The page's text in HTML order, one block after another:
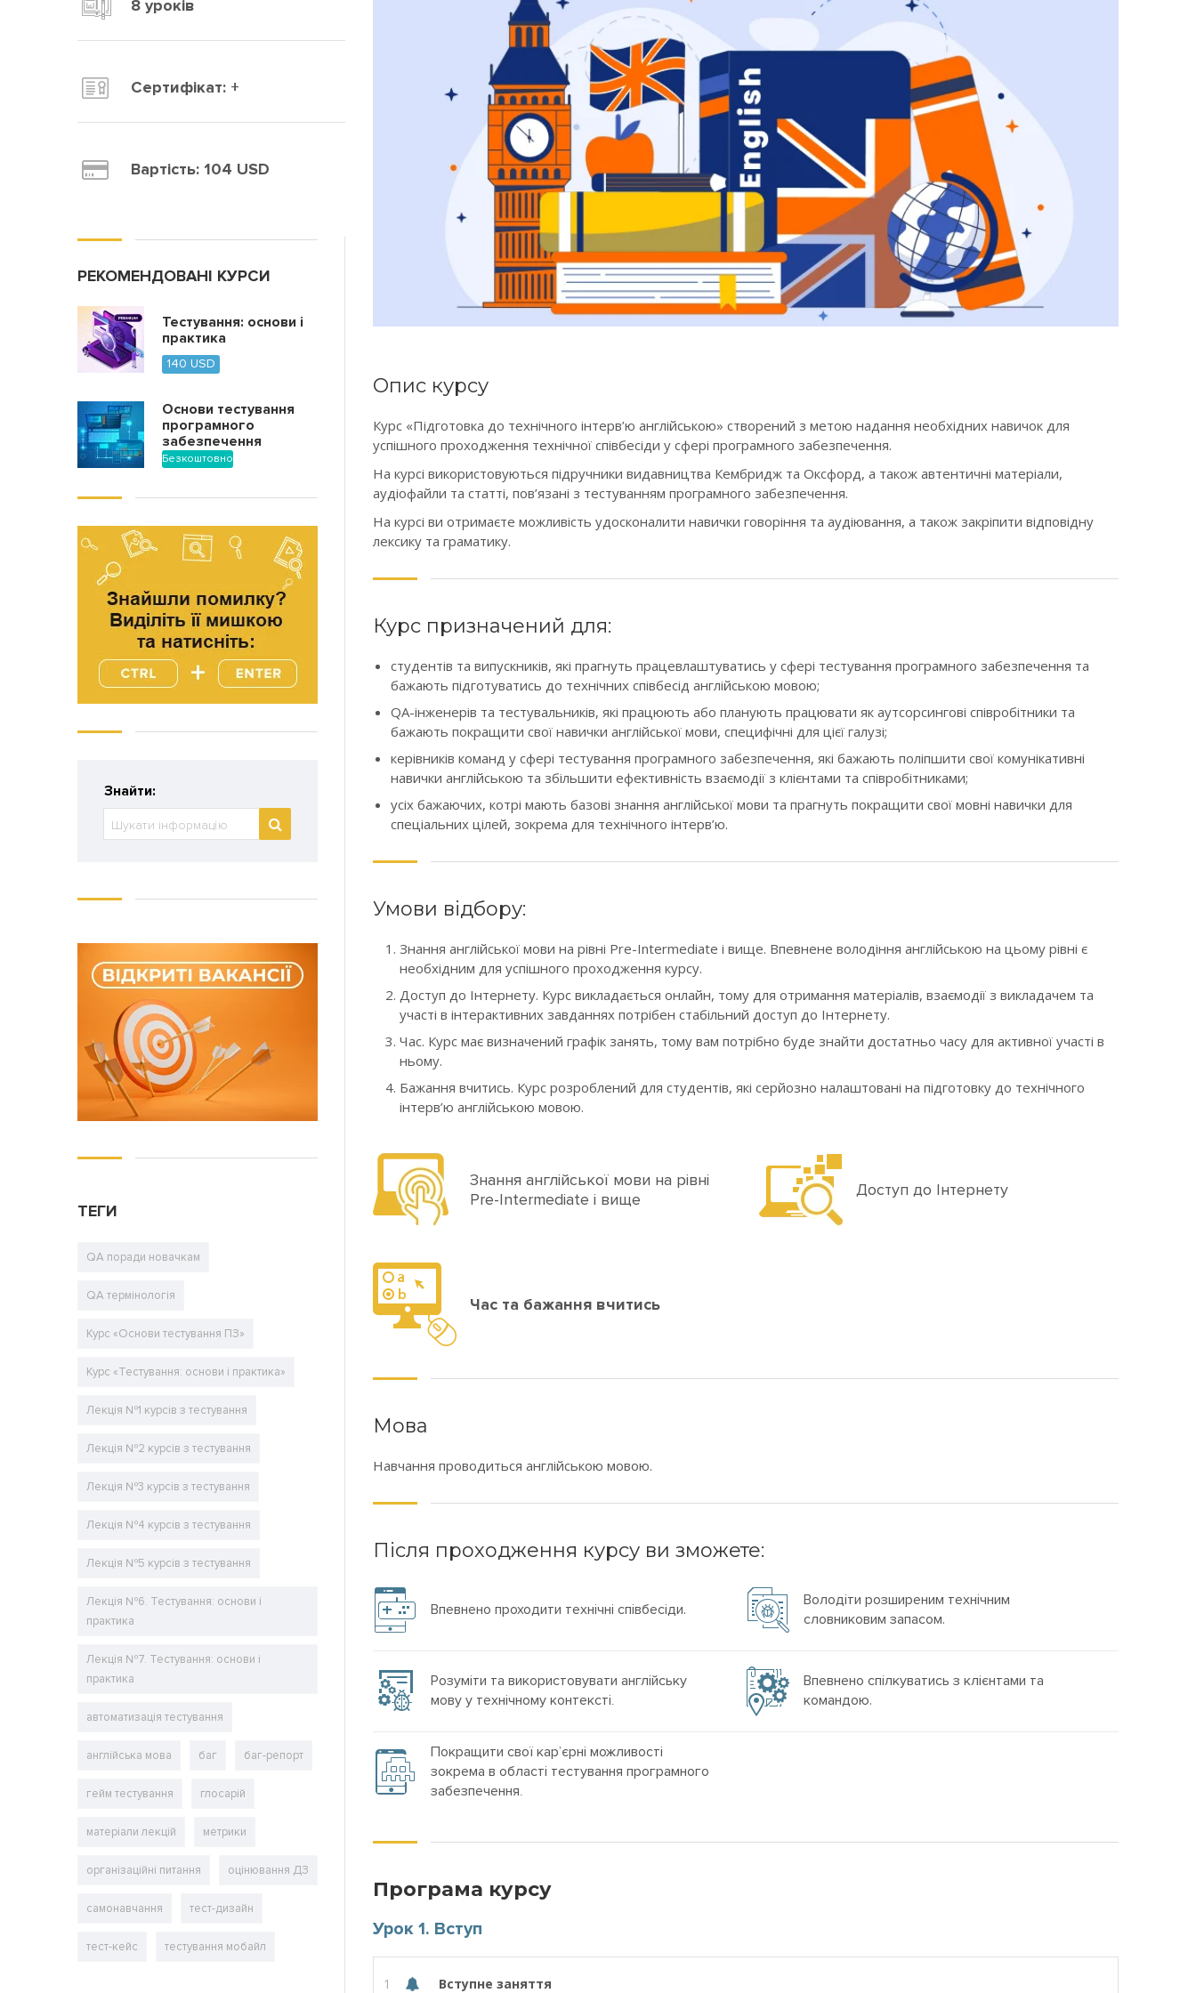
Опис курсу
Курс «Підготовка до технічного інтерв’ю англійською» створений з метою надання необхідних навичок для
успішного проходження технічної співбесіди у сфері програмного забезпечення.
На курсі використовуються підручники видавництва Кембридж та Оксфорд, а також автентичні матеріали,
аудіофайли та статті, пов’язані з тестуванням програмного забезпечення.
На курсі ви отримаєте можливість удосконалити навички говоріння та аудіювання, а також закріпити відповідну
лексику та граматику.
Курс призначений для:
студентів та випускників, які прагнуть працевлаштуватись у сфері тестування програмного забезпечення та
бажають підготуватись до технічних співбесід англійською мовою;
QA-інженерів та тестувальників, які працюють або планують працювати як аутсорсингові співробітники та
бажають покращити свої навички англійської мови, специфічні для цієї галузі;
керівників команд у сфері тестування програмного забезпечення, які бажають поліпшити свої комунікативні
навички англійською та збільшити ефективність взаємодії з клієнтами та співробітниками;
усіх бажаючих, котрі мають базові знання англійської мови та прагнуть покращити свої мовні навички для
спеціальних цілей, зокрема для технічного інтерв’ю.
Умови відбору:
Знання англійської мови на рівні Pre-Intermediate і вище. Впевнене володіння англійською на цьому рівні є
необхідним для успішного проходження курсу.
Доступ до Інтернету. Курс викладається онлайн, тому для отримання матеріалів, взаємодії з викладачем та
участі в інтерактивних завданнях потрібен стабільний доступ до Інтернету.
Час. Курс має визначений графік занять, тому вам потрібно буде знайти достатньо часу для активної участі в
ньому.
Бажання вчитись. Курс розроблений для студентів, які серйозно налаштовані на підготовку до технічного
інтерв’ю англійською мовою.
Знання англійської мови на рівні
Pre-Intermediate і вище
Доступ до Інтернету
Час та бажання вчитись
Мова
Навчання проводиться англійською мовою.
Після проходження курсу ви зможете:
Впевнено проходити технічні співбесіди.
Володіти розширеним технічним
словниковим запасом.
Розуміти та використовувати англійську
мову у технічному контексті.
Впевнено спілкуватись з клієнтами та
командою.
Покращити свої кар’єрні можливості
зокрема в області тестування програмного
забезпечення.
Програма курсу
Урок 1. Вступ
1 Вступне заняття
8 уроків
Сертифікат: +
Вартість: 104 USD
РЕКОМЕНДОВАНІ КУРСИ
Тестування: основи і
практика
140 USD
Основи тестування
програмного
забезпечення
Безкоштовно
Знайти:
ТЕГИ
QA поради новачкам
QA термінологія
Курс «Основи тестування ПЗ»
Курс «Тестування: основи і практика»
Лекція №1 курсів з тестування
Лекція №2 курсів з тестування
Лекція №3 курсів з тестування
Лекція №4 курсів з тестування
Лекція №5 курсів з тестування
Лекція №6. Тестування: основи і
практика
Лекція №7. Тестування: основи і
практика
автоматизація тестування
англійська мова баг баг-репорт
гейм тестування глосарій
матеріали лекцій метрики
організаційні питання оцінювання ДЗ
самонавчання тест-дизайн
тест-кейс тестування мобайл